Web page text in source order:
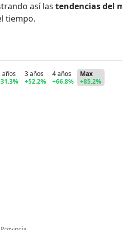
así las tendencias del
tiempo.
años
3 años
+52.2%
4 años
+66.8%
Max
+85.2%